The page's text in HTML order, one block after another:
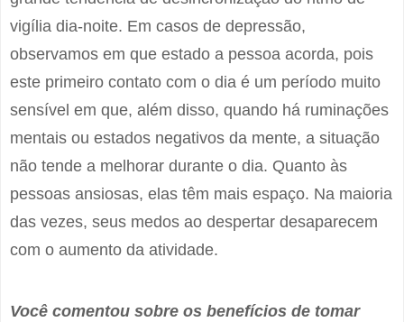
vigília dia-noite. Em casos de depressão,
observamos em que estado a pessoa acorda, pois
este primeiro contato com o dia é um período muito
sensível em que, além disso, quando há ruminações
mentais ou estados negativos da mente, a situação
não tende a melhorar durante o dia. Quanto às
pessoas ansiosas, elas têm mais espaço. Na maioria
das vezes, seus medos ao despertar desaparecem
com o aumento da atividade.
Você comentou sobre os benefícios de tomar